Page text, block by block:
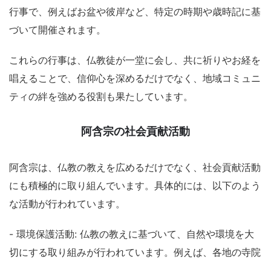
行事で、例えばお盆や彼岸など、特定の時期や歳時記に基
づいて開催されます。
これらの行事は、仏教徒が一堂に会し、共に祈りやお経を
唱えることで、信仰心を深めるだけでなく、地域コミュニ
ティの絆を強める役割も果たしています。
阿含宗の社会貢献活動
阿含宗は、仏教の教えを広めるだけでなく、社会貢献活動
にも積極的に取り組んでいます。具体的には、以下のよう
な活動が行われています。
- 環境保護活動: 仏教の教えに基づいて、自然や環境を大
切にする取り組みが行われています。例えば、各地の寺院